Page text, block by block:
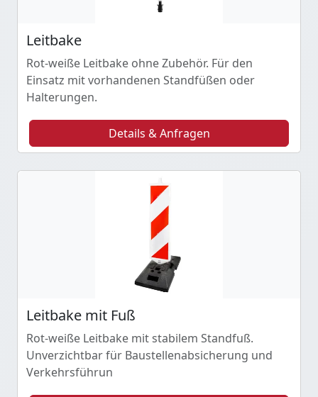
Leitbake
Rot-weiße Leitbake ohne Zubehör. Für den
Einsatz mit vorhandenen Standfüßen oder
Halterungen.
Details & Anfragen
Leitbake mit Fuß
Rot-weiße Leitbake mit stabilem Standfuß.
Unverzichtbar für Baustellenabsicherung und
Verkehrsführun